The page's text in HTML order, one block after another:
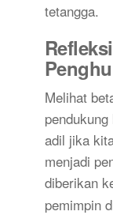
tetangga.
Melihat
adil jika
menjadi
diberikan
pemimpin